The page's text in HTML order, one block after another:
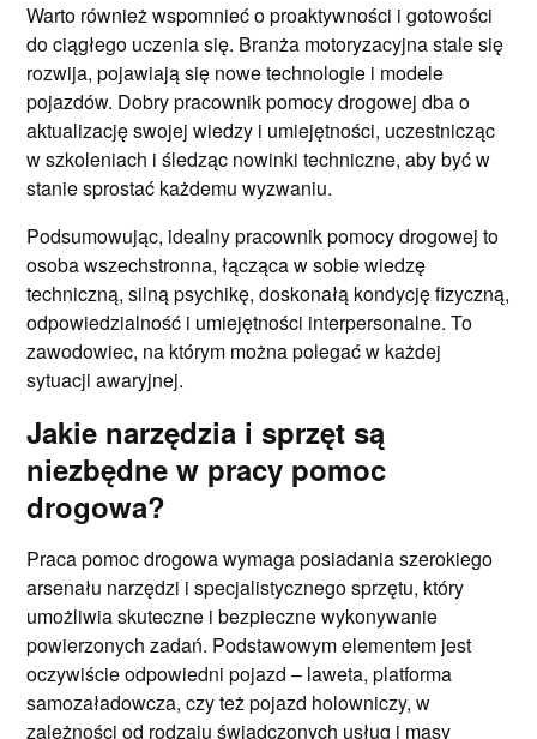
Warto również wspomnieć o proaktywności i gotowości
do ciągłego uczenia się. Branża motoryzacyjna stale się
rozwija, pojawiają się nowe technologie i modele
pojazdów. Dobry pracownik pomocy drogowej dba o
aktualizację swojej wiedzy i umiejętności, uczestnicząc
w szkoleniach i śledząc nowinki techniczne, aby być w
stanie sprostać każdemu wyzwaniu.
Podsumowując, idealny pracownik pomocy drogowej to
osoba wszechstronna, łącząca w sobie wiedzę
techniczną, silną psychikę, doskonałą kondycję fizyczną,
odpowiedzialność i umiejętności interpersonalne. To
zawodowiec, na którym można polegać w każdej
sytuacji awaryjnej.
Jakie narzędzia i sprzęt są
niezbędne w pracy pomoc
drogowa?
Praca pomoc drogowa wymaga posiadania szerokiego
arsenału narzędzi i specjalistycznego sprzętu, który
umożliwia skuteczne i bezpieczne wykonywanie
powierzonych zadań. Podstawowym elementem jest
oczywiście odpowiedni pojazd – laweta, platforma
samozaładowcza, czy też pojazd holowniczy, w
zależności od rodzaju świadczonych usług i masy